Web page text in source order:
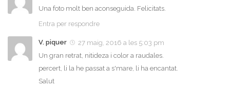
Una foto molt ben aconseguida. Felicitats.
Entra per respondre
V. piquer
27 maig, 2016 a les 5:03 pm
Un gran retrat, nitideza i color a raudales.
percert, li la he passat a s'mare, li ha encantat.
Salut